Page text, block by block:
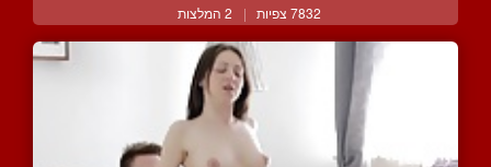
7832 צפיות | 2 המלצות